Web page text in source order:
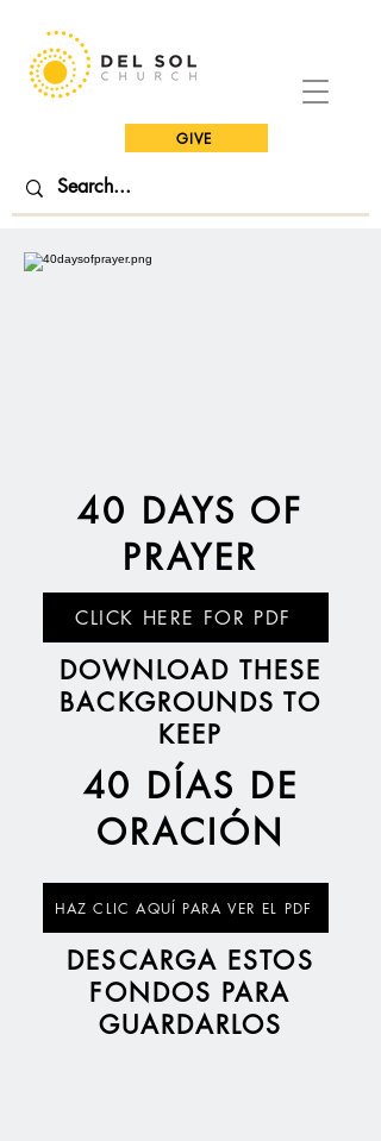
GIVE
40 DAYS OF
PRAYER
CLICK HERE FOR PDF
DOWNLOAD THESE
BACKGROUNDS TO
KEEP
40 DÍAS DE
ORACIÓN
HAZ CLIC AQUÍ PARA VER EL PDF
DESCARGA ESTOS
FONDOS PARA
GUARDARLOS